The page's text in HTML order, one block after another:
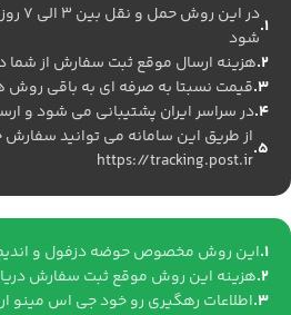
در
شود
هزینه ارسال موقع ثبت سفارش از
قیمت نسبتا به صرفه ای به باقی روش
در سراسر ایران پشتیبانی می شود و
از طریق این سامانه می توانید سفارش
https://tracking.post.ir
این روش مخصوص حوضه دزفول و
هزینه این روش موقع ثبت سفارش
اطلاعات رهگیری رو خود جی اس مینو